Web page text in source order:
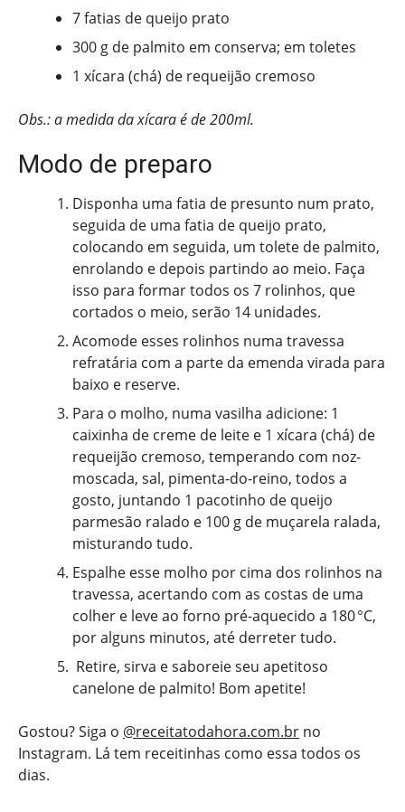
7 fatias de queijo prato
300 g de palmito em conserva; em toletes
1 xícara (chá) de requeijão cremoso
Obs.: a medida da xícara é de 200ml.
Modo de preparo
Disponha uma fatia de presunto num prato,
seguida de uma fatia de queijo prato,
colocando em seguida, um tolete de palmito,
enrolando e depois partindo ao meio. Faça
isso para formar todos os 7 rolinhos, que
cortados o meio, serão 14 unidades.
Acomode esses rolinhos numa travessa
refratária com a parte da emenda virada para
baixo e reserve.
Para o molho, numa vasilha adicione: 1
caixinha de creme de leite e 1 xícara (chá) de
requeijão cremoso, temperando com noz-
moscada, sal, pimenta-do-reino, todos a
gosto, juntando 1 pacotinho de queijo
parmesão ralado e 100 g de muçarela ralada,
misturando tudo.
Espalhe esse molho por cima dos rolinhos na
travessa, acertando com as costas de uma
colher e leve ao forno pré-aquecido a 180 °C,
por alguns minutos, até derreter tudo.
Retire, sirva e saboreie seu apetitoso
canelone de palmito! Bom apetite!
Gostou? Siga o @receitatodahora.com.br no
Instagram. Lá tem receitinhas como essa todos os
dias.